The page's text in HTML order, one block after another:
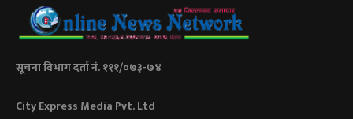
सूचना विभाग दर्ता नं. १११/०७३-७४
City Express Media Pvt. Ltd